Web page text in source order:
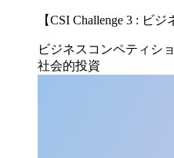
【CSI Challenge 3 : ビ
ビジネスコンペティシ
社会的投資